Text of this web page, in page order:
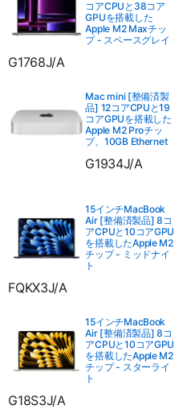
コアCPUと38コア
GPUを搭載した
Apple M2 Maxチッ
プ - スペースグレイ
G1768J/A
Mac mini [整備済製
品] 12コアCPUと19
コアGPUを搭載した
Apple M2 Proチッ
プ、10GB Ethernet
G1934J/A
15インチMacBook
Air [整備済製品] 8コ
アCPUと10コアGPU
を搭載したApple M2
チップ - ミッドナイ
ト
FQKX3J/A
15インチMacBook
Air [整備済製品] 8コ
アCPUと10コアGPU
を搭載したApple M2
チップ - スターライ
ト
G18S3J/A